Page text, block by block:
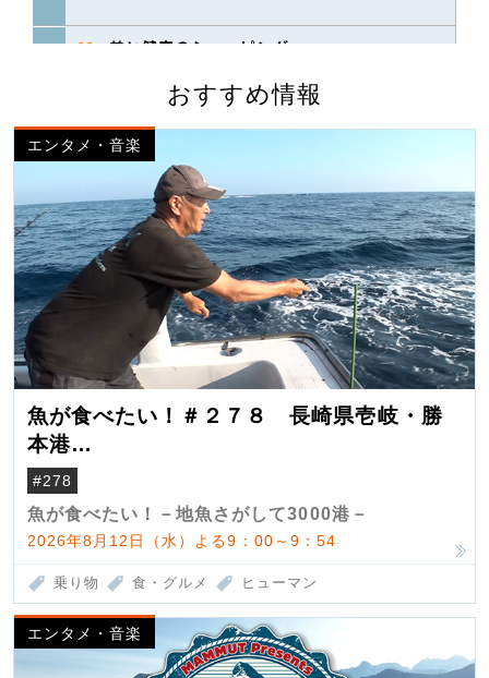
おすすめ情報
エンタメ・音楽
魚が食べたい！＃２７８ 長崎県壱岐・勝
本港
（クロマグロ）
#278
魚が食べたい！－地魚さがして3000港－
2026年8月12日（水）よる9：00～9：54
乗り物 食・グルメ ヒューマン
エンタメ・音楽